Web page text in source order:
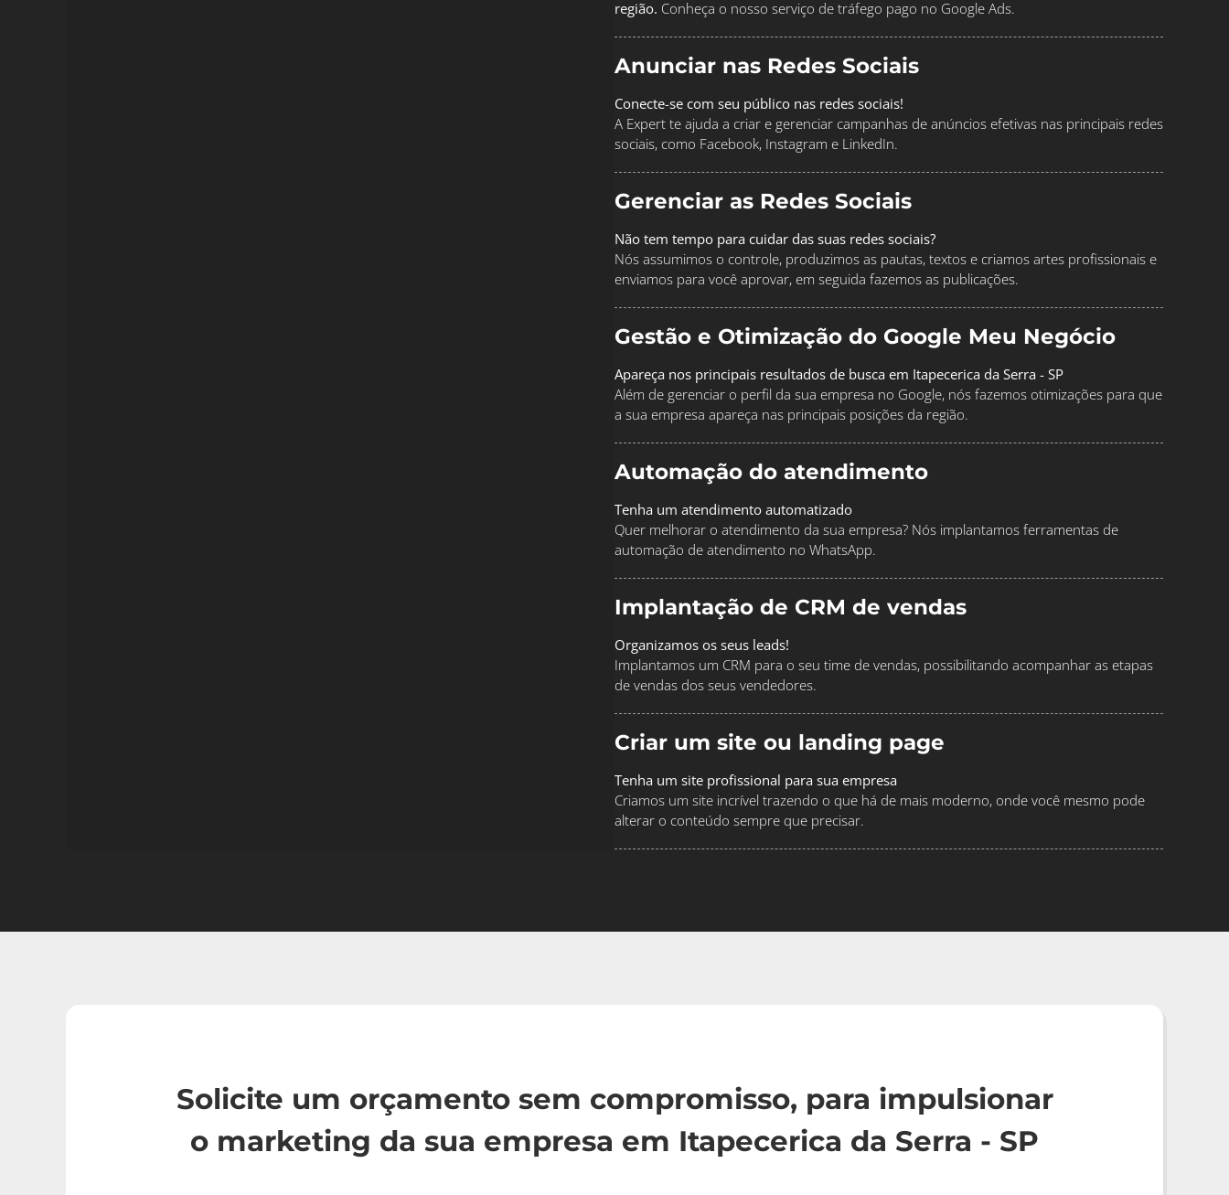
região. Conheça o nosso serviço de tráfego pago no Google Ads.
Anunciar nas Redes Sociais
Conecte-se com seu público nas redes sociais!
A Expert te ajuda a criar e gerenciar campanhas de anúncios efetivas nas principais redes
sociais, como Facebook, Instagram e LinkedIn.
Gerenciar as Redes Sociais
Não tem tempo para cuidar das suas redes sociais?
Nós assumimos o controle, produzimos as pautas, textos e criamos artes profissionais e
enviamos para você aprovar, em seguida fazemos as publicações.
Gestão e Otimização do Google Meu Negócio
Apareça nos principais resultados de busca em Itapecerica da Serra - SP
Além de gerenciar o perfil da sua empresa no Google, nós fazemos otimizações para que
a sua empresa apareça nas principais posições da região.
Automação do atendimento
Tenha um atendimento automatizado
Quer melhorar o atendimento da sua empresa? Nós implantamos ferramentas de
automação de atendimento no WhatsApp.
Implantação de CRM de vendas
Organizamos os seus leads!
Implantamos um CRM para o seu time de vendas, possibilitando acompanhar as etapas
de vendas dos seus vendedores.
Criar um site ou landing page
Tenha um site profissional para sua empresa
Criamos um site incrível trazendo o que há de mais moderno, onde você mesmo pode
alterar o conteúdo sempre que precisar.
Solicite um orçamento sem compromisso, para impulsionar
o marketing da sua empresa em Itapecerica da Serra - SP